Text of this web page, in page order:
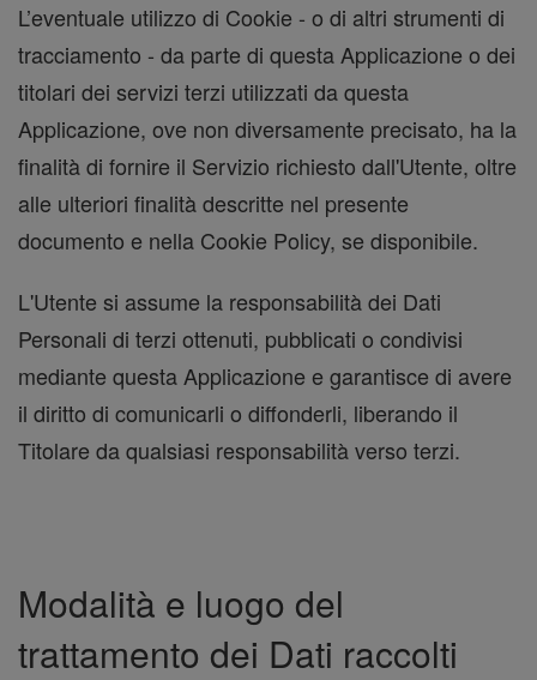
L’eventuale utilizzo di Cookie - o di altri strumenti di
tracciamento - da parte di questa Applicazione o dei
titolari dei servizi terzi utilizzati da questa
Applicazione, ove non diversamente precisato, ha la
finalità di fornire il Servizio richiesto dall'Utente, oltre
alle ulteriori finalità descritte nel presente
documento e nella Cookie Policy, se disponibile.
L'Utente si assume la responsabilità dei Dati
Personali di terzi ottenuti, pubblicati o condivisi
mediante questa Applicazione e garantisce di avere
il diritto di comunicarli o diffonderli, liberando il
Titolare da qualsiasi responsabilità verso terzi.
Modalità e luogo del
trattamento dei Dati raccolti